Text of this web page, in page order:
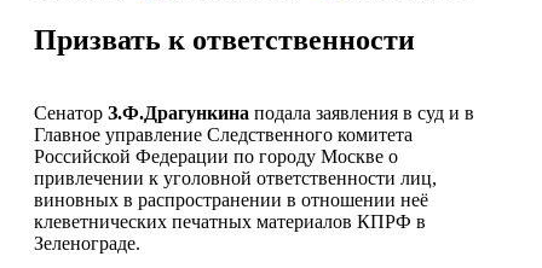
Призвать к ответственности
Сенатор З.Ф.Драгункина подала заявления в суд и в
Главное управление Следственного комитета
Российской Федерации по городу Москве о
привлечении к уголовной ответственности лиц,
виновных в распространении в отношении неё
клеветнических печатных материалов КПРФ в
Зеленограде.